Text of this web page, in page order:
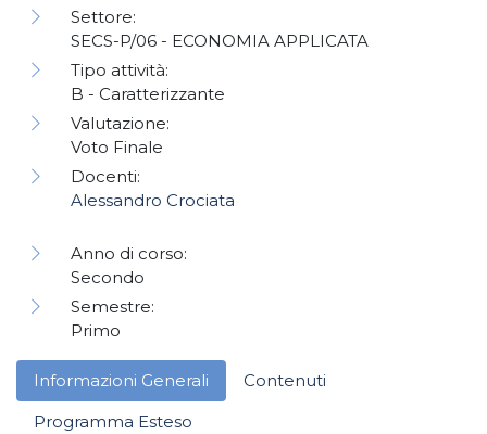
Informazioni Generali
Contenuti
Programma Esteso
Settore:
SECS-P/06 - ECONOMIA APPLICATA
Tipo attività:
B - Caratterizzante
Valutazione:
Voto Finale
Docenti:
Alessandro Crociata
Anno di corso:
Secondo
Semestre:
Primo